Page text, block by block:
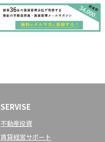
SERVISE
不動産投資
賃貸経営サポート